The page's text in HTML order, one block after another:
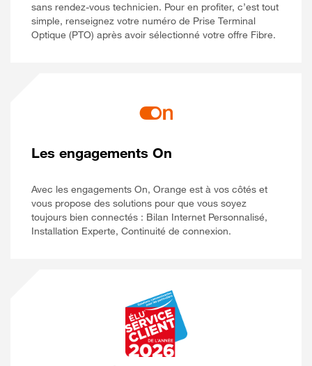
sans rendez-vous technicien. Pour en profiter, c’est tout
simple, renseignez votre numéro de Prise Terminal
Optique (PTO) après avoir sélectionné votre offre Fibre.
Les engagements On
Avec les engagements On, Orange est à vos côtés et
vous propose des solutions pour que vous soyez
toujours bien connectés : Bilan Internet Personnalisé,
Installation Experte, Continuité de connexion.